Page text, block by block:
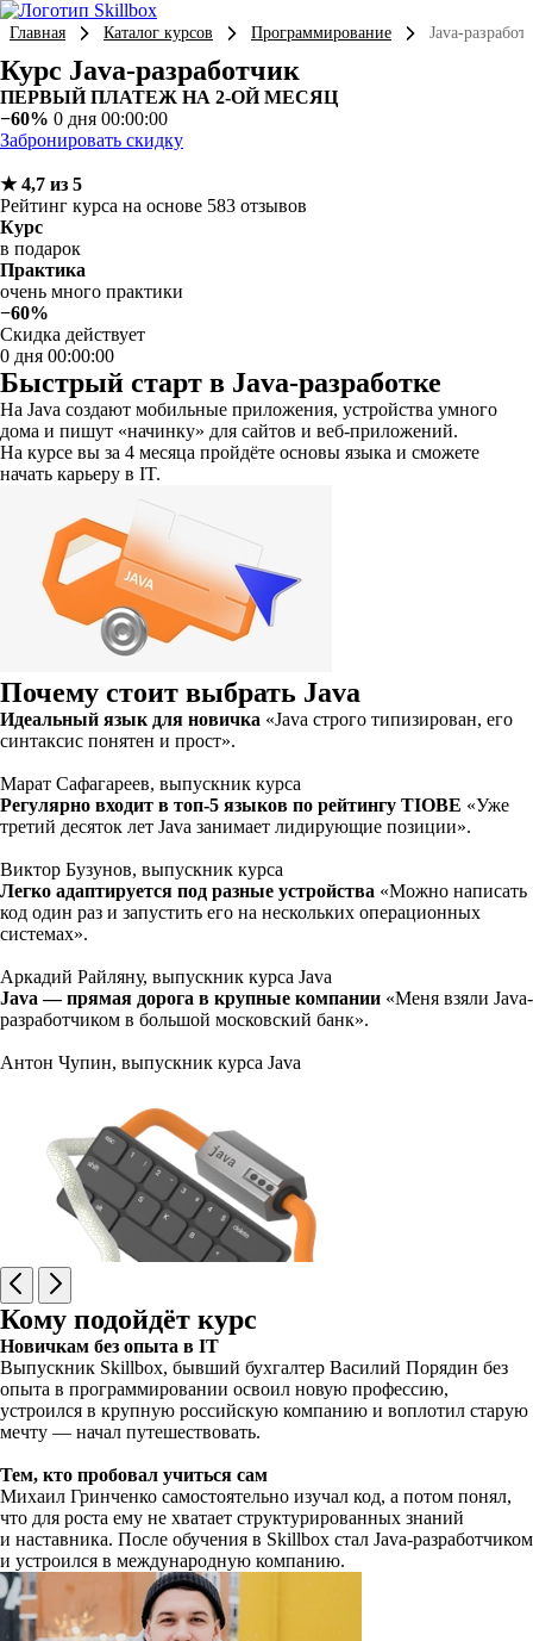
Главная Каталог курсов Программирование Java-
Курс Java-разработчик
ПЕРВЫЙ ПЛАТЕЖ НА 2-ОЙ МЕСЯЦ
−60% 0 дня 00:00:00
Забронировать скидку
★ 4,7 из 5
Рейтинг курса на основе 583 отзывов
Курс
в подарок
Практика
очень много практики
−60%
Скидка действует
0 дня 00:00:00
Быстрый старт в Java-разработке
На Java создают мобильные приложения, устройства умного
дома и пишут «начинку» для сайтов и веб-приложений.
На курсе вы за 4 месяца пройдёте основы языка и сможете
начать карьеру в IT.
Почему стоит выбрать Java
Идеальный язык для новичка «Java строго типизирован, его
синтаксис понятен и прост».
Мара т Сафагареев, выпускник курса
Регулярно входит в топ-5 языков по рейтингу TIOBE «Уже
третий десяток лет Java занимает лидирующие позиции».
Виктор Бузунов, выпускник курса
Легко адаптируется под разные устройства «Можно написать
код один раз и запустить его на нескольких операционных
системах».
Аркадий Райляну, выпускник курса Java
Java — прямая дорога в крупные компании «Меня взяли Java-
разработчиком в большой московский банк».
Антон Чупин, выпускник курса Java
Кому подойдёт курс
Новичкам без опыта в IT
Выпускник Skillbox, бывший бухгалтер Василий Порядин без
опыта в программировании освоил новую профессию,
устроился в крупную российскую компанию и воплотил старую
мечту — начал путешествовать.
Тем, кто пробовал учиться сам
Михаил Гринченко самостоятельно изучал код, а потом понял,
что для роста ему не хватает структурированных знаний
и наставника. После обучения в Skillbox стал Java-разработчиком
и устроился в международную компанию.